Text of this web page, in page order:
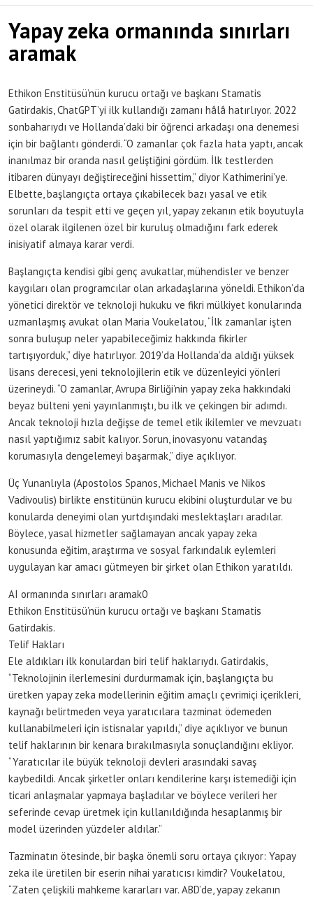
Yapay zeka ormanında sınırları
aramak
Ethikon Enstitüsü’nün kurucu ortağı ve başkanı Stamatis
Gatirdakis, ChatGPT’yi ilk kullandığı zamanı hâlâ hatırlıyor. 2022
sonbaharıydı ve Hollanda’daki bir öğrenci arkadaşı ona denemesi
için bir bağlantı gönderdi. “O zamanlar çok fazla hata yaptı, ancak
inanılmaz bir oranda nasıl geliştiğini gördüm. İlk testlerden
itibaren dünyayı değiştireceğini hissettim,” diyor Kathimerini’ye.
Elbette, başlangıçta ortaya çıkabilecek bazı yasal ve etik
sorunları da tespit etti ve geçen yıl, yapay zekanın etik boyutuyla
özel olarak ilgilenen özel bir kuruluş olmadığını fark ederek
inisiyatif almaya karar verdi.
Başlangıçta kendisi gibi genç avukatlar, mühendisler ve benzer
kaygıları olan programcılar olan arkadaşlarına yöneldi. Ethikon’da
yönetici direktör ve teknoloji hukuku ve fikri mülkiyet konularında
uzmanlaşmış avukat olan Maria Voukelatou, “İlk zamanlar işten
sonra buluşup neler yapabileceğimiz hakkında fikirler
tartışıyorduk,” diye hatırlıyor. 2019’da Hollanda’da aldığı yüksek
lisans derecesi, yeni teknolojilerin etik ve düzenleyici yönleri
üzerineydi. “O zamanlar, Avrupa Birliği’nin yapay zeka hakkındaki
beyaz bülteni yeni yayınlanmıştı, bu ilk ve çekingen bir adımdı.
Ancak teknoloji hızla değişse de temel etik ikilemler ve mevzuatı
nasıl yaptığımız sabit kalıyor. Sorun, inovasyonu vatandaş
korumasıyla dengelemeyi başarmak,” diye açıklıyor.
Üç Yunanlıyla (Apostolos Spanos, Michael Manis ve Nikos
Vadivoulis) birlikte enstitünün kurucu ekibini oluşturdular ve bu
konularda deneyimi olan yurtdışındaki meslektaşları aradılar.
Böylece, yasal hizmetler sağlamayan ancak yapay zeka
konusunda eğitim, araştırma ve sosyal farkındalık eylemleri
uygulayan kar amacı gütmeyen bir şirket olan Ethikon yaratıldı.
AI ormanında sınırları aramak0
Ethikon Enstitüsü’nün kurucu ortağı ve başkanı Stamatis
Gatirdakis.
Telif Hakları
Ele aldıkları ilk konulardan biri telif haklarıydı. Gatirdakis,
“Teknolojinin ilerlemesini durdurmamak için, başlangıçta bu
üretken yapay zeka modellerinin eğitim amaçlı çevrimiçi içerikleri,
kaynağı belirtmeden veya yaratıcılara tazminat ödemeden
kullanabilmeleri için istisnalar yapıldı,” diye açıklıyor ve bunun
telif haklarının bir kenara bırakılmasıyla sonuçlandığını ekliyor.
“Yaratıcılar ile büyük teknoloji devleri arasındaki savaş
kaybedildi. Ancak şirketler onları kendilerine karşı istemediği için
ticari anlaşmalar yapmaya başladılar ve böylece verileri her
seferinde cevap üretmek için kullanıldığında hesaplanmış bir
model üzerinden yüzdeler aldılar.”
Tazminatın ötesinde, bir başka önemli soru ortaya çıkıyor: Yapay
zeka ile üretilen bir eserin nihai yaratıcısı kimdir? Voukelatou,
“Zaten çelişkili mahkeme kararları var. ABD’de, yapay zekanın